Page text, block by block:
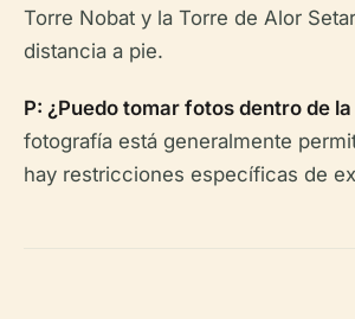
Torre Nobat y la Torre de Alor
distancia a pie.
P: ¿Puedo tomar fotos dentro de
fotografía está generalmente
hay restricciones específicas de